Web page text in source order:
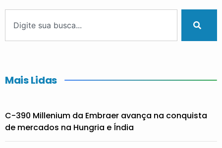
Mais Lidas
C-390 Millenium da Embraer avança na conquista
de mercados na Hungria e Índia